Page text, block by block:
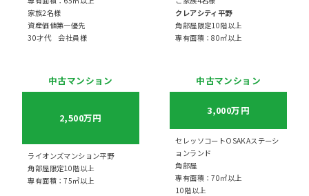
家族2名様
資産価値第一優先
30才代 会社員様
クレアシティ平野
角部屋限定10階以上
専有面積：80㎡以上
中古マンション
2,500万円
ライオンズマンション平野
角部屋限定10階以上
専有面積：75㎡以上
中古マンション
3,000万円
セレッソコートOSAKAステーシ
ョンランド
角部屋
専有面積：70㎡以上
10階以上